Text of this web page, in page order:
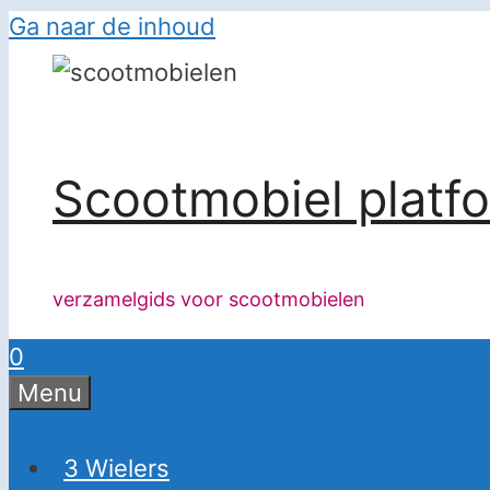
Ga naar de inhoud
Scootmobiel
verzamelgids voor scootmobielen
0
Menu
3 Wielers